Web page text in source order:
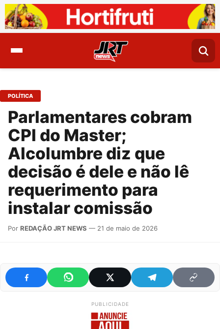
POLÍTICA
Parlamentares cobram
CPI do Master;
Alcolumbre diz que
decisão é dele e não lê
requerimento para
instalar comissão
Por REDAÇÃO JRT NEWS — 21 de maio de 2026
PUBLICIDADE